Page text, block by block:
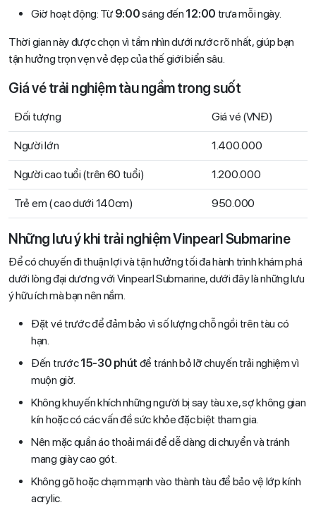
Giờ hoạt động: Từ 9:00sáng đến 12:00 trưa mỗi ngày.
Thời gian này được chọn vì tầm nhìn dưới nước rõ nhất, giúp bạn
tận hưởng trọn vẹn vẻ đẹp của thế giới biển sâu.
Giá vé trải nghiệm tàu ngầm trong suốt
Đối tượng Giá vé (VNĐ)
Người lớn 1.400.000
Người cao tuổi (trên 60 tuổi) 1.200.000
Trẻ em ( cao dưới 140cm) 950.000
Những lưu ý khi trải nghiệm Vinpearl Submarine
Để có chuyến đi thuận lợi và tận hưởng tối đa hành trình khám phá
dưới lòng đại dương với Vinpearl Submarine, dưới đây là những lưu
ý hữu ích mà bạn nên nắm.
Đặt vé trước để đảm bảo vì số lượng chỗ ngồi trên tàu có
hạn.
Đến trước15-30 phút để tránh bỏ lỡ chuyến trải nghiệm vì
muộn giờ.
Không khuyến khích những người bị say tàu xe, sợ không gian
kín hoặc có các vấn đề sức khỏe đặc biệt tham gia.
Nên mặc quần áo thoải mái để dễ dàng di chuyển và tránh
mang giày cao gót.
Không gõ hoặc chạm mạnh vào thành tàu để bảo vệ lớp kính
acrylic.